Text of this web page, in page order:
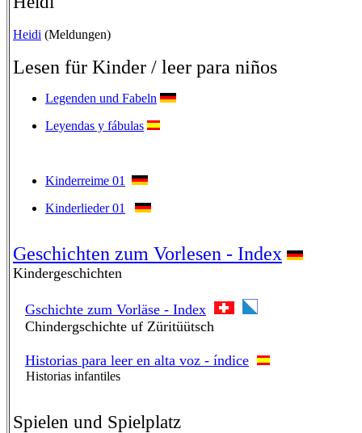
Heidi (Meldungen)
Lesen für Kinder / leer para niños
Legenden und Fabeln
Leyendas y fábulas
Kinderreime 01
Kinderlieder 01
Geschichten zum Vorlesen - Index
Kindergeschichten
Gschichte zum Vorläse - Index
Chindergschichte uf Züritüütsch
Historias para leer en alta voz - índice
Historias infantiles
Spielen und Spielplatz